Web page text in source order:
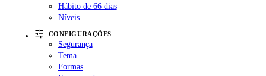
Hábito de 66 dias
Níveis
CONFIGURAÇÕES
Segurança
Tema
Formas